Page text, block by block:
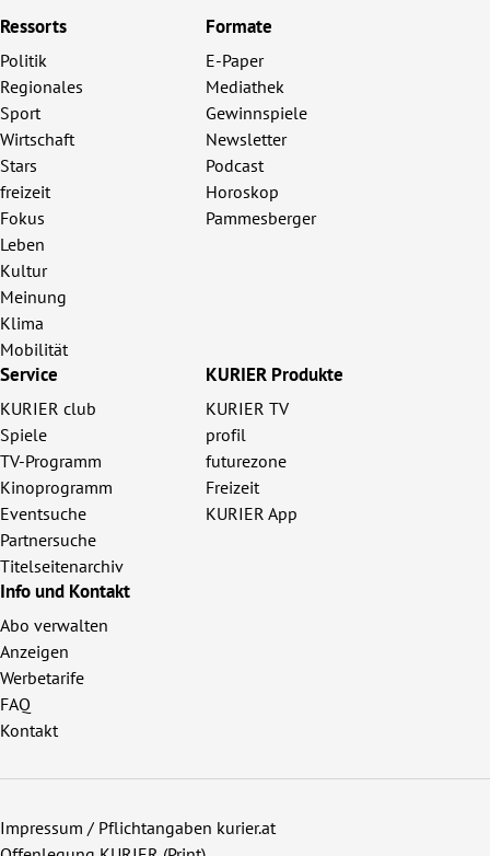
Ressorts
Politik
Regionales
Sport
Wirtschaft
Stars
freizeit
Fokus
Leben
Kultur
Meinung
Klima
Mobilität
Formate
E-Paper
Mediathek
Gewinnspiele
Newsletter
Podcast
Horoskop
Pammesberger
Service
KURIER club
Spiele
TV-Programm
Kinoprogramm
Eventsuche
Partnersuche
Titelseitenarchiv
KURIER Produkte
KURIER TV
profil
futurezone
Freizeit
KURIER App
Info und Kontakt
Abo verwalten
Anzeigen
Werbetarife
FAQ
Kontakt
Impressum / Pflichtangaben kurier.at